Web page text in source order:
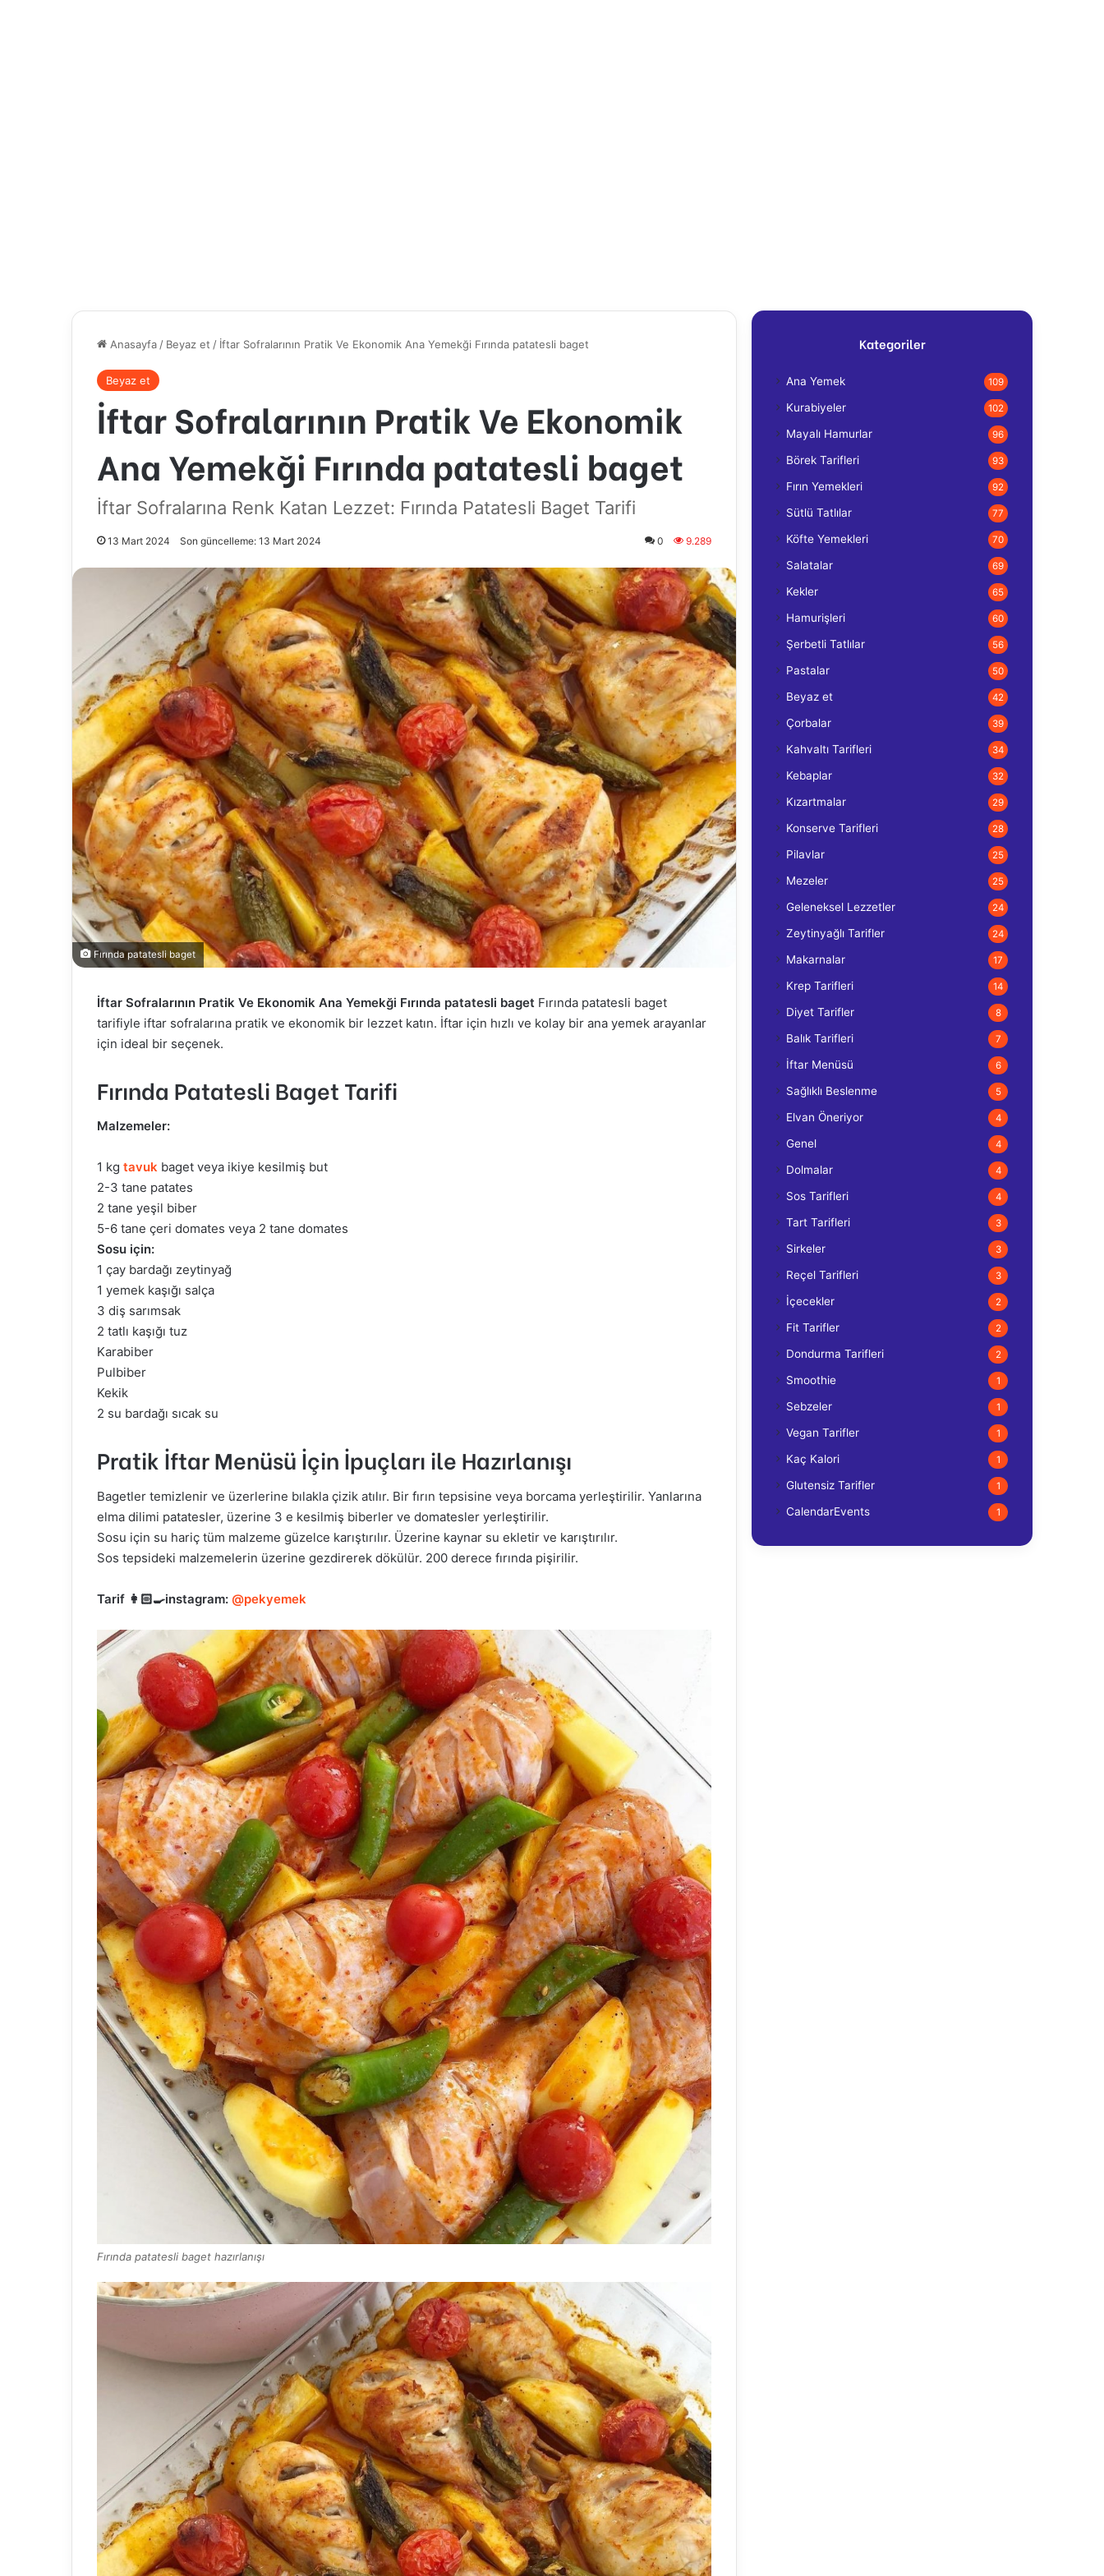
Anasayfa / Beyaz et / İftar Sofralarının Pratik Ve Ekonomik Ana Yemekği Fırında patatesli baget
Beyaz et
İftar Sofralarının Pratik Ve Ekonomik
Ana Yemekği Fırında patatesli baget
İftar Sofralarına Renk Katan Lezzet: Fırında Patatesli Baget Tarifi
13 Mart 2024 Son güncelleme: 13 Mart 2024 0 9.289
Fırında patatesli baget
İftar Sofralarının Pratik Ve Ekonomik Ana Yemekği Fırında patatesli baget Fırında patatesli baget
tarifiyle iftar sofralarına pratik ve ekonomik bir lezzet katın. İftar için hızlı ve kolay bir ana yemek arayanlar
için ideal bir seçenek.
Fırında Patatesli Baget Tarifi
Malzemeler:
1 kg tavuk baget veya ikiye kesilmiş but
2-3 tane patates
2 tane yeşil biber
5-6 tane çeri domates veya 2 tane domates
Sosu için:
1 çay bardağı zeytinyağ
1 yemek kaşığı salça
3 diş sarımsak
2 tatlı kaşığı tuz
Karabiber
Pulbiber
Kekik
2 su bardağı sıcak su
Pratik İftar Menüsü İçin İpuçları ile Hazırlanışı
Bagetler temizlenir ve üzerlerine bılakla çizik atılır. Bir fırın tepsisine veya borcama yerleştirilir. Yanlarına
elma dilimi patatesler, üzerine 3 e kesilmiş biberler ve domatesler yerleştirilir.
Sosu için su hariç tüm malzeme güzelce karıştırılır. Üzerine kaynar su ekletir ve karıştırılır.
Sos tepsideki malzemelerin üzerine gezdirerek dökülür. 200 derece fırında pişirilir.
Tarif 👩🏻‍🍳instagram: @pekyemek
Fırında patatesli baget hazırlanışı
Kategoriler
Ana Yemek 109
Kurabiyeler 102
Mayalı Hamurlar 96
Börek Tarifleri 93
Fırın Yemekleri 92
Sütlü Tatlılar 77
Köfte Yemekleri 70
Salatalar 69
Kekler 65
Hamurişleri 60
Şerbetli Tatlılar 56
Pastalar 50
Beyaz et 42
Çorbalar 39
Kahvaltı Tarifleri 34
Kebaplar 32
Kızartmalar 29
Konserve Tarifleri 28
Pilavlar 25
Mezeler 25
Geleneksel Lezzetler 24
Zeytinyağlı Tarifler 24
Makarnalar 17
Krep Tarifleri 14
Diyet Tarifler 8
Balık Tarifleri 7
İftar Menüsü 6
Sağlıklı Beslenme 5
Elvan Öneriyor 4
Genel 4
Dolmalar 4
Sos Tarifleri 4
Tart Tarifleri 3
Sirkeler 3
Reçel Tarifleri 3
İçecekler 2
Fit Tarifler 2
Dondurma Tarifleri 2
Smoothie 1
Sebzeler 1
Vegan Tarifler 1
Kaç Kalori 1
Glutensiz Tarifler 1
CalendarEvents 1